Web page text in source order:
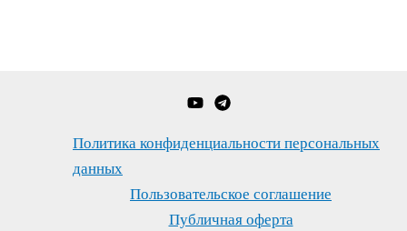
Политика конфиденциальности персональных
данных
Пользовательское соглашение
Публичная оферта